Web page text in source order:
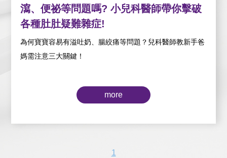
瀉、便祕等問題嗎? 小兒科醫師帶你擊破
各種肚肚疑難雜症!
為何寶寶容易有溢吐奶、腸絞痛等問題？兒科醫師教新手爸
媽需注意三大關鍵！
more
1